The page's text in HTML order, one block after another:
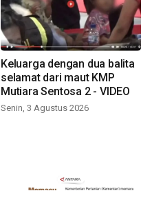
Keluarga dengan dua balita
selamat dari maut KMP
Mutiara Sentosa 2 - VIDEO
Senin, 3 Agustus 2026